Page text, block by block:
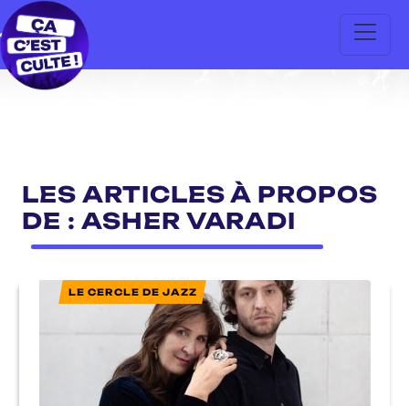
LES ARTICLES À PROPOS
DE : ASHER VARADI
LE CERCLE DE JAZZ